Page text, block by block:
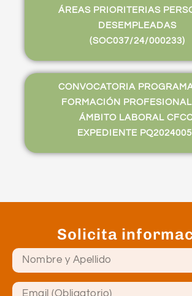
ÁREAS PRIORITERIAS
DESEMPLEADAS
(SOC037/24/000233)
CONVOCATORIA
FORMACIÓN
ÁMBITO LABORAL
EXPEDIENTE
Solicita